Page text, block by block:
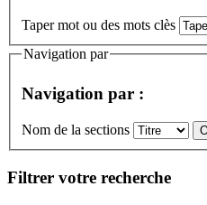
Taper mot ou des mots clès
Navigation par
Navigation par :
Nom de la sections
Filtrer votre recherche